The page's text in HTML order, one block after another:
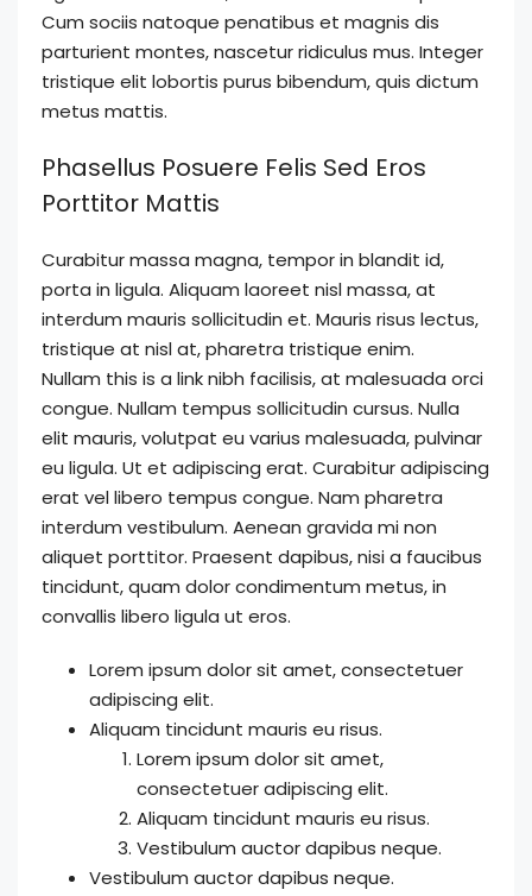
Cum sociis natoque penatibus et magnis dis
parturient montes, nascetur ridiculus mus. Integer
tristique elit lobortis purus bibendum, quis dictum
metus mattis.
Phasellus Posuere Felis Sed Eros
Porttitor Mattis
Curabitur massa magna, tempor in blandit id,
porta in ligula. Aliquam laoreet nisl massa, at
interdum mauris sollicitudin et. Mauris risus lectus,
tristique at nisl at, pharetra tristique enim.
Nullam this is a link nibh facilisis, at malesuada orci
congue. Nullam tempus sollicitudin cursus. Nulla
elit mauris, volutpat eu varius malesuada, pulvinar
eu ligula. Ut et adipiscing erat. Curabitur adipiscing
erat vel libero tempus congue. Nam pharetra
interdum vestibulum. Aenean gravida mi non
aliquet porttitor. Praesent dapibus, nisi a faucibus
tincidunt, quam dolor condimentum metus, in
convallis libero ligula ut eros.
Lorem ipsum dolor sit amet, consectetuer
adipiscing elit.
Aliquam tincidunt mauris eu risus.
Lorem ipsum dolor sit amet,
consectetuer adipiscing elit.
Aliquam tincidunt mauris eu risus.
Vestibulum auctor dapibus neque.
Vestibulum auctor dapibus neque.